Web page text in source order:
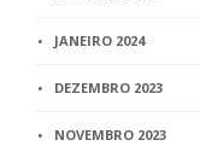
JANEIRO 2024
DEZEMBRO 2023
NOVEMBRO 2023